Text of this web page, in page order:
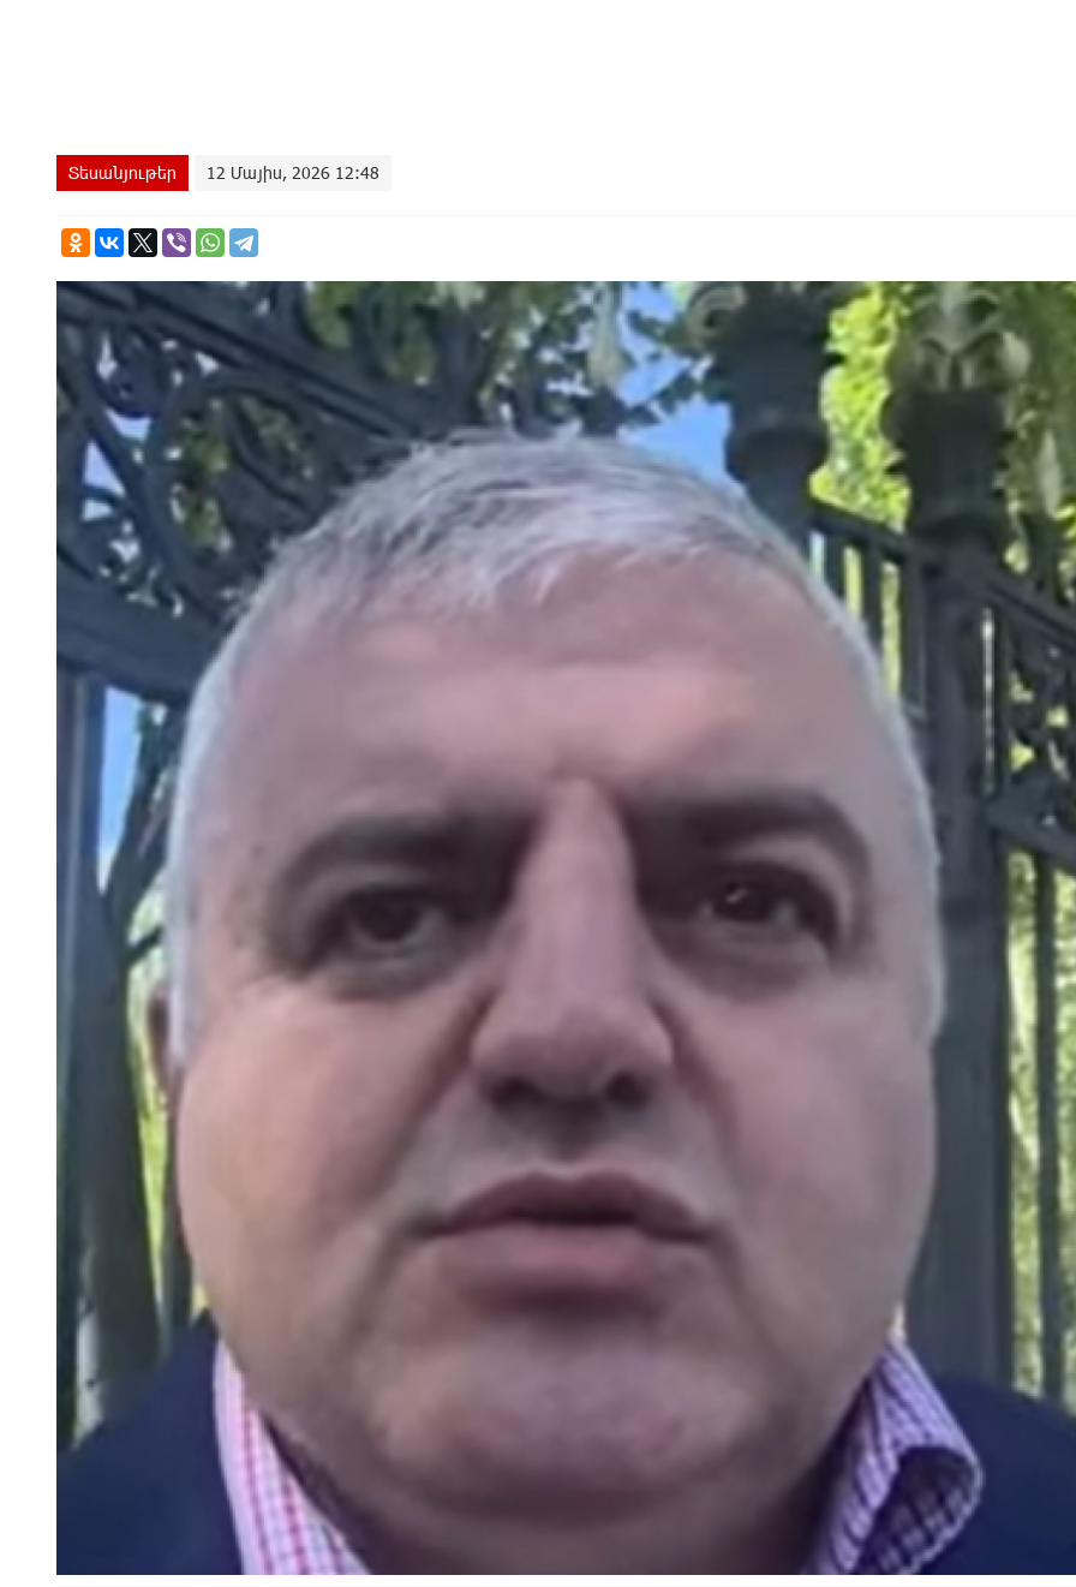
Տեսանյութեր 12 Մայիս, 2026 12:48